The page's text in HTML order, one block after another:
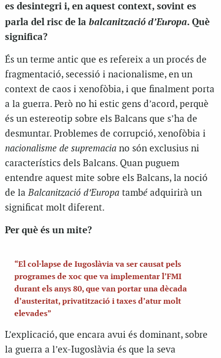
es desintegri i, en aquest context, sovint es
parla del risc de la balcanització d’Europa. Què
significa?
És un terme antic que es refereix a un procés de
fragmentació, secessió i nacionalisme, en un
context de caos i xenofòbia, i que finalment porta
a la guerra. Però no hi estic gens d’acord, perquè
és un estereotip sobre els Balcans que s’ha de
desmuntar. Problemes de corrupció, xenofòbia i
nacionalisme de supremacia no són exclusius ni
característics dels Balcans. Quan puguem
entendre aquest mite sobre els Balcans, la noció
de laBalcanització d’Europa també adquirirà un
significat molt diferent.
Per què és un mite?
“El col·lapse de Iugoslàvia va ser causat pels
programes de xoc que va implementar l’FMI
durant els anys 80, que van portar una dècada
d’austeritat, privatització i taxes d’atur molt
elevades”
L’explicació, que encara avui és dominant, sobre
la guerra a l’ex-Iugoslàvia és que la seva